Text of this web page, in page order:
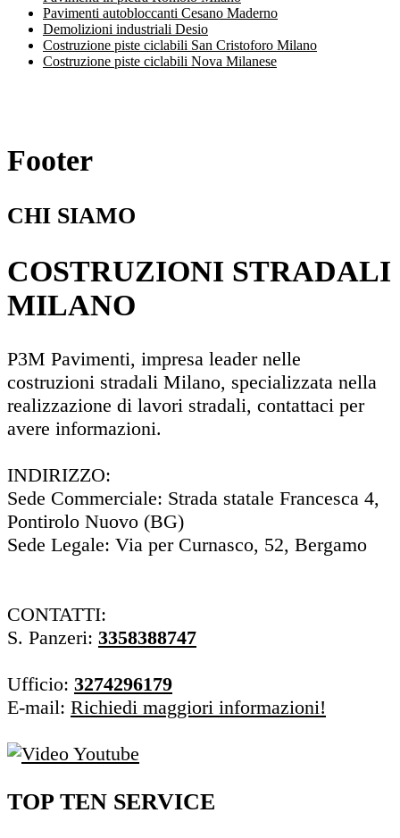
Pavimenti autobloccanti Cesano Maderno
Demolizioni industriali Desio
Costruzione piste ciclabili San Cristoforo Milano
Costruzione piste ciclabili Nova Milanese
Footer
CHI SIAMO
COSTRUZIONI STRADALI
MILANO
P3M Pavimenti, impresa leader nelle
costruzioni stradali Milano, specializzata nella
realizzazione di lavori stradali, contattaci per
avere informazioni.
INDIRIZZO:
Sede Commerciale: Strada statale Francesca 4,
Pontirolo Nuovo (BG)
Sede Legale: Via per Curnasco, 52, Bergamo
CONTATTI:
S. Panzeri: 3358388747
Ufficio: 3274296179
E-mail: Richiedi maggiori informazioni!
TOP TEN SERVICE